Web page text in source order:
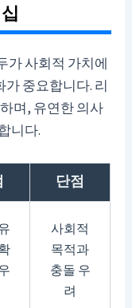
가 사회적 가치에
중요합니다. 리
며, 유연한 의사
니다.
단점
사회적
목적과
충돌 우
려